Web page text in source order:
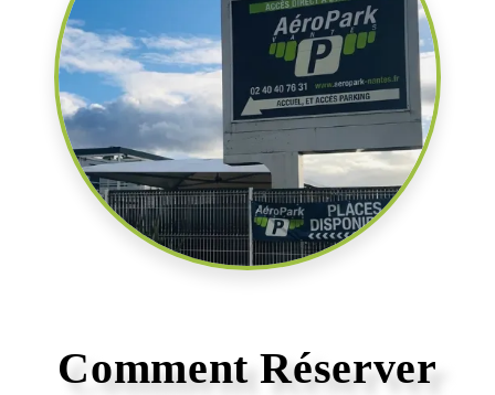
Comment Réserver